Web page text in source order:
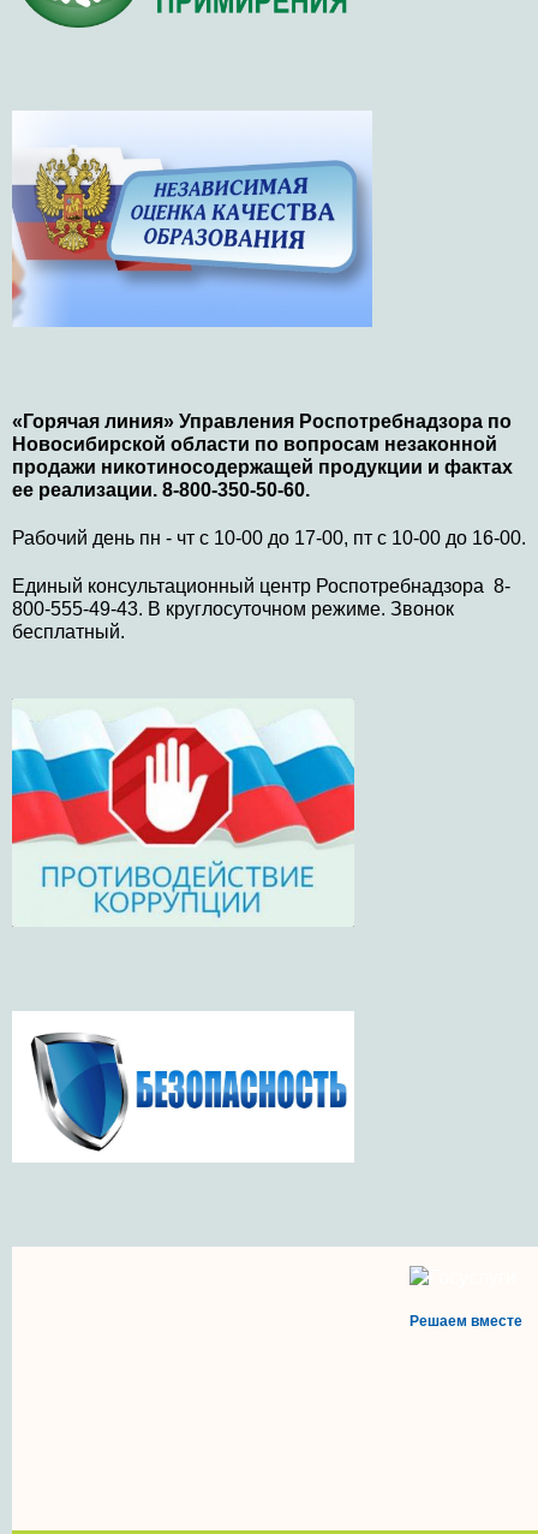
«Горячая линия» Управления Роспотребнадзора по
Новосибирской области по вопросам незаконной
продажи никотиносодержащей продукции и фактах
ее реализации. 8-800-350-50-60.
Рабочий день пн - чт с 10-00 до 17-00, пт с 10-00 до 16-00.
Единый консультационный центр Роспотребнадзора 8-
800-555-49-43. В круглосуточном режиме. Звонок
бесплатный.
Решаем вместе